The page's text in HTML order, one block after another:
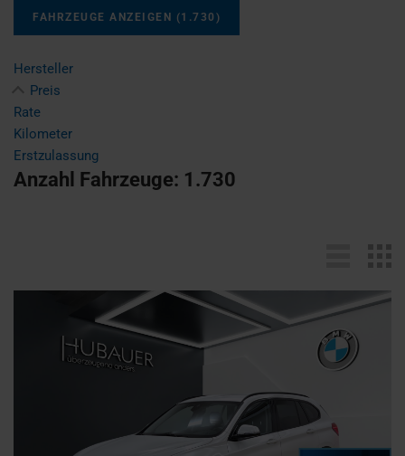
FAHRZEUGE ANZEIGEN (1.730 )
Hersteller
Preis
Rate
Kilometer
Erstzulassung
Anzahl Fahrzeuge: 1.730